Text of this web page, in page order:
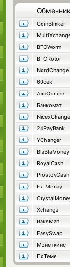
Обменник
CoinBlinker
BTCWorm
BTCRotor
NordChange
60сек
AbcObmen
Банкомат
24PayBank
YChanger
BlaBlaMoney
RoyalCash
ProstovCash
Ex-Money
Xchange
BaksMan
EasySwap
Монеткинс
ПоТеме